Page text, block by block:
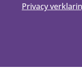
Privacy